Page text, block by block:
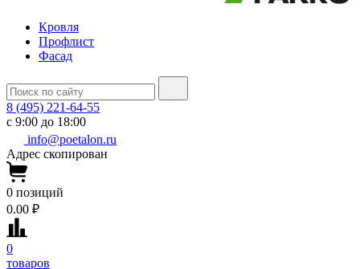
Кровля
Профлист
Фасад
8 (495) 221-64-55
с 9:00 до 18:00
info@poetalon.ru
Адрес скопирован
0 позиций
0.00 ₽
0
товаров